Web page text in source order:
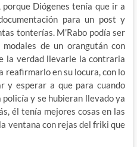
Diógenes tenía que ir a
para un post y
tonterías. M’Rabo podía ser
de un orangután con
la verdad llevarle la contraria
reafirmarlo en su locura, con lo
y esperar a que para cuando
y se hubieran llevado ya
él tenía mejores cosas en las
ventana con rejas del friki que